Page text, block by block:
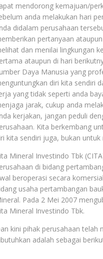
mendorong kemajuan/
anda melakukan hari
didalam perusahaan
pertanyaan
dan menilai lingkungan
ataupun di hari
Daya Manusia yang
diri kita sendiri
yang tidak seperti anda
jarak, cukup anda
kerjakan, jangan peduli
Kita berkembang
kita sendiri juga, bukan untuk
Mineral Investindo Tbk
di bidang
beroperasi secara
usaha pertambangan
Pada 2 Mei 2007
Mineral Investindo Tbk.
kini pihak perusahaan
adalah sebagai